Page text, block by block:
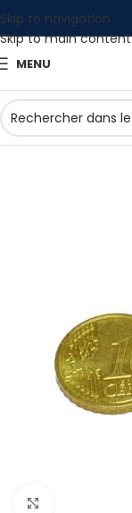
Skip to navigation
Skip to main content
MENU